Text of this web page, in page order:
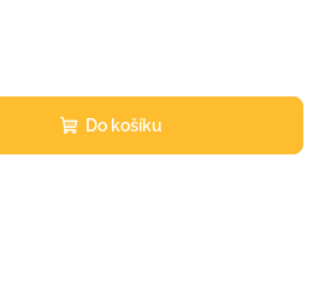
Do košíku